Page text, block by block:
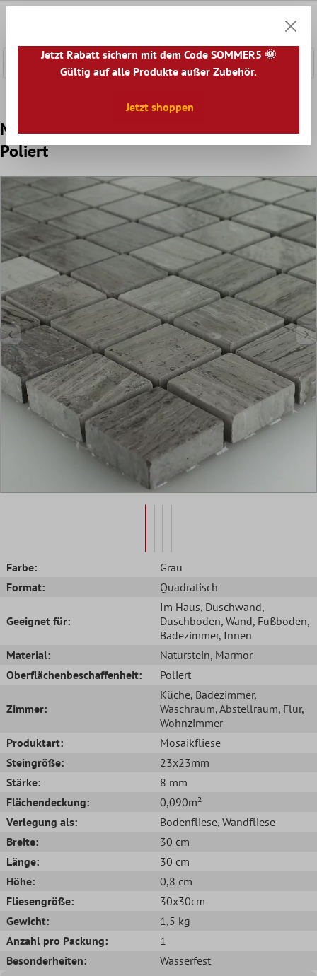
Mosaikfliesen Marmor Schlamm Grau
Poliert
Farbe:
Grau
Format:
Quadratisch
Geeignet für:
Im Haus, Duschwand,
Duschboden, Wand, Fußboden,
Badezimmer, Innen
Material:
Naturstein, Marmor
Oberflächenbeschaffenheit:
Poliert
Zimmer:
Küche, Badezimmer,
Waschraum, Abstellraum, Flur,
Wohnzimmer
Produktart:
Mosaikfliese
Steingröße:
23x23mm
Stärke:
8 mm
Flächendeckung:
0,090m²
Verlegung als:
Bodenfliese, Wandfliese
Breite:
30 cm
Länge:
30 cm
Höhe:
0,8 cm
Fliesengröße:
30x30cm
Gewicht:
1,5 kg
Anzahl pro Packung:
1
Besonderheiten:
Wasserfest
Jetzt Rabatt sichern mit dem Code SOMMER5 🌞
Gültig auf alle Produkte außer Zubehör.
Jetzt shoppen